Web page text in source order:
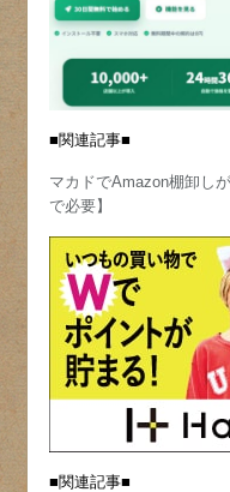
■関連記事■
マカドでAmazon棚卸し
で必要】
■関連記事■